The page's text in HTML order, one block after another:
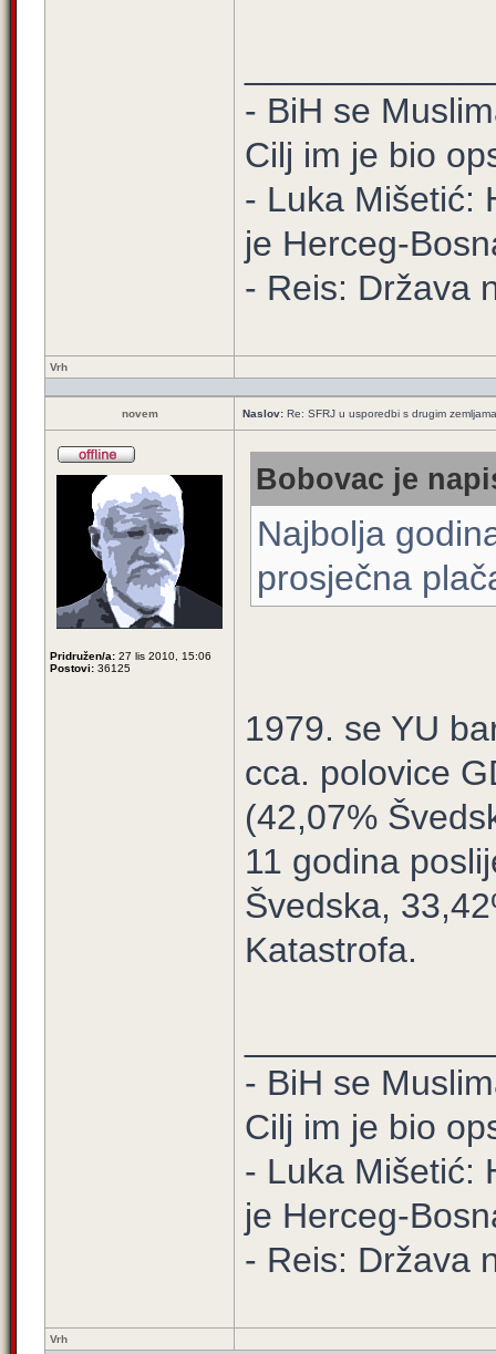
- BiH se
Cilj im je bio
- Luka Mišetić:
je Herceg-
- Reis: Država
Vrh
novem Naslov: Re: SFRJ u usporedbi s drugim zemljama
Pridružen/a: 27 lis 2010, 15:06
Postovi: 36125
Bobovac je
Najbolja
prosječna
1979. se YU
cca. polovice
(42,07%
11 godina
Švedska,
Katastrofa.
- BiH se
Cilj im je bio
- Luka Mišetić:
je Herceg-
- Reis: Država
Vrh